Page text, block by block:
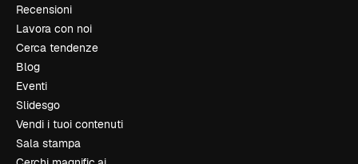
Recensioni
Lavora con noi
Cerca tendenze
Blog
Eventi
Slidesgo
Vendi i tuoi contenuti
Sala stampa